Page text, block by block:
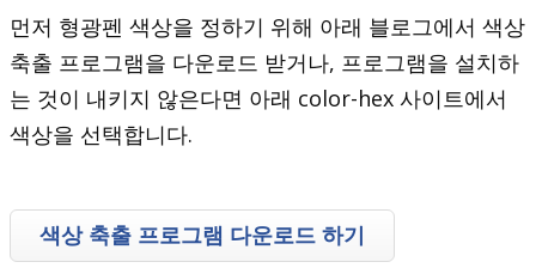
먼저 형광펜 색상을 정하기 위해 아래 블로그에서 색상
축출 프로그램을 다운로드 받거나, 프로그램을 설치하
는 것이 내키지 않은다면 아래 color-hex 사이트에서
색상을 선택합니다.
색상 축출 프로그램 다운로드 하기